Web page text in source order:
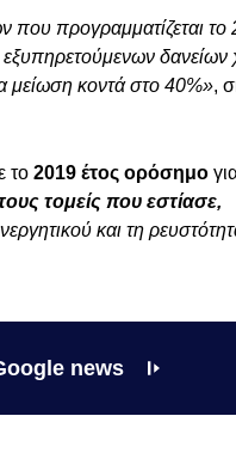
που προγραμματίζεται το
εξυπηρετούμενων
μείωση κοντά στο 40%»,
το 2019 έτος ορόσημο
τομείς που εστίασε,
και τη
news